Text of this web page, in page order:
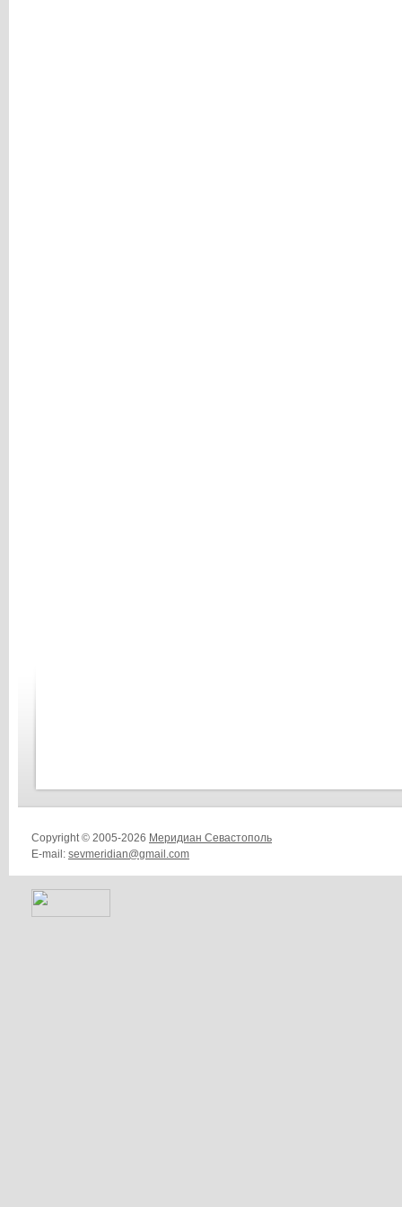
Copyright © 2005-2026 Меридиан Севастополь
E-mail: sevmeridian@gmail.com